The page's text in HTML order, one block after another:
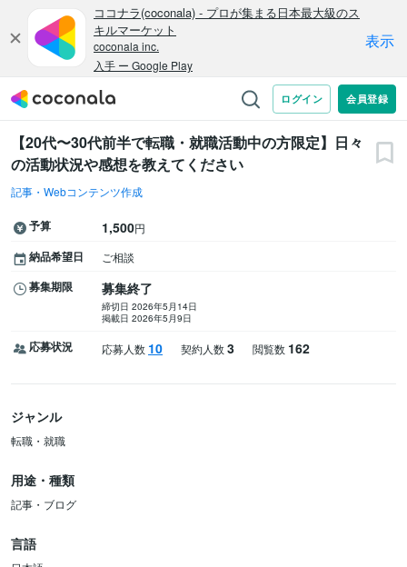
【20代〜30代前半で転職・就職活動中の方限定】日々
の活動状況や感想を教えてください
記事・Webコンテンツ作成
予算 1,500円
納品希望日 ご相談
募集期限 募集終了
締切日 2026年5月14日
掲載日 2026年5月9日
応募状況 応募人数 10 契約人数3 閲覧数 162
ジャンル
転職・就職
用途・種類
記事・ブログ
言語